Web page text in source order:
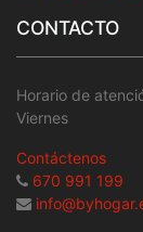
CONTACTO
Horario de
Viernes
Contáctenos
670 991 199